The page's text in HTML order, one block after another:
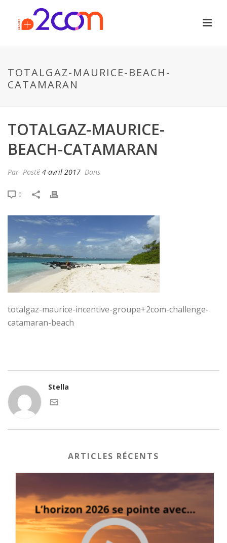
TOTALGAZ-MAURICE-BEACH-
CATAMARAN
TOTALGAZ-MAURICE-
BEACH-CATAMARAN
Par Posté 4 avril 2017 Dans
0
totalgaz-maurice-incentive-groupe+2com-challenge-
catamaran-beach
Stella
ARTICLES RÉCENTS